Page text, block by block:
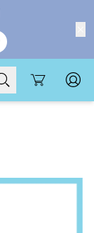
Cart